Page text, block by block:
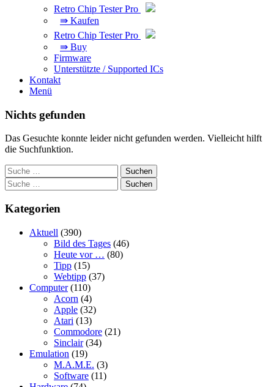
Retro Chip Tester Pro
⇛ Kaufen
Retro Chip Tester Pro
⇛ Buy
Firmware
Unterstützte / Supported ICs
Kontakt
Menü
Nichts gefunden
Das Gesuchte konnte leider nicht gefunden werden. Vielleicht hilft
die Suchfunktion.
Suchen
Suchen
Kategorien
Aktuell (390)
Bild des Tages (46)
Heute vor … (80)
Tipp (15)
Webtipp (37)
Computer(110)
Acorn (4)
Apple (32)
Atari (13)
Commodore (21)
Sinclair(34)
Emulation (19)
M.A.M.E. (3)
Software (11)